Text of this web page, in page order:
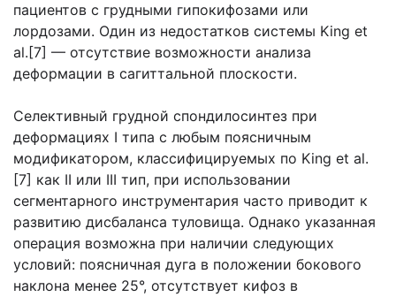
пациентов с грудными гипокифозами или
лордозами. Один из недостатков системы King et
al.[7] — отсутствие возможности анализа
деформации в сагиттальной плоскости.
Селективный грудной спондилосинтез при
деформациях I типа с любым поясничным
модификатором, классифицируемых по King et al.
[7] как II или III тип, при использовании
сегментарного инструментария часто приводит к
развитию дисбаланса туловища. Однако указанная
операция возможна при наличии следующих
условий: поясничная дуга в положении бокового
наклона менее 25°, отсутствует кифоз в